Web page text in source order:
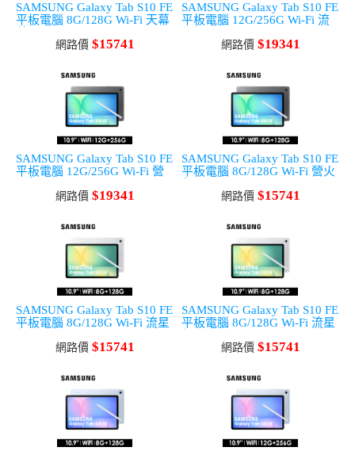
SAMSUNG Galaxy Tab S10 FE
平板電腦 8G/128G Wi-Fi 天幕
網路價 $15741
SAMSUNG Galaxy Tab S10 FE
平板電腦 12G/256G Wi-Fi 流
網路價 $19341
SAMSUNG Galaxy Tab S10 FE
平板電腦 12G/256G Wi-Fi 營
網路價 $19341
SAMSUNG Galaxy Tab S10 FE
平板電腦 8G/128G Wi-Fi 營火
網路價 $15741
SAMSUNG Galaxy Tab S10 FE
平板電腦 8G/128G Wi-Fi 流星
網路價 $15741
SAMSUNG Galaxy Tab S10 FE
平板電腦 8G/128G Wi-Fi 流星
網路價 $15741